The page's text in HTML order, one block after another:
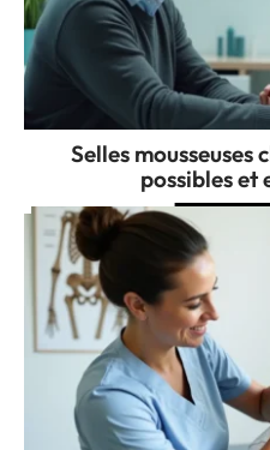
Selles mousseuses
possibles et